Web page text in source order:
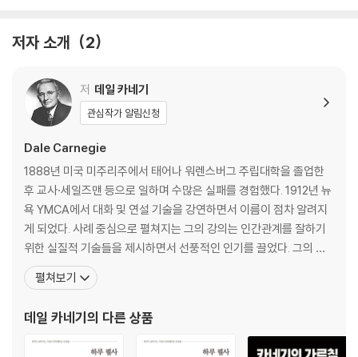
02 업무 걱정의 절반을 덜어내는 방법 … 85
3부｜걱정이 나를 부서뜨리기 전에 걱정을 부서뜨리는 방법
01 마음에서 걱정을 밀어내는 방법 … 95
02 딱정벌레에 놀라 무릎 꿇지 말라 … 110
03 수많은 걱정을 무효로 만드는 법칙 … 121
04 피할 수 없는 대상과 손잡는 법 … 131
05 걱정을 ‘손절매’하기 … 147
06 톱밥을 쪼개려고 하지 말라 … 158
02 앙갚음에 따르는 큰 대가 … 192
03 고마움을 표하지 않는 이들에게 마음 쓰지 않는 방법 … 205
저자 소개 2
저 데일 카네기
관심작가 알림신청
Dale Carnegie
1888년 미국 미주리주에서 태어나 워렌스버그 주립대학을 졸업한
후 교사·세일즈맨 등으로 일하며 수많은 실패를 경험했다. 1912년 뉴
욕 YMCA에서 대화 및 연설 기술을 강연하면서 이름이 점차 알려지
게 되었다. 사례 중심으로 펼쳐지는 그의 강의는 인간관계를 잘하기
위한 실질적 기술들을 제시하면서 선풍적인 인기를 끌었다. 그의 강
연은 사람들이 자신의 경험과 성취를 나누는 나눔의 장이 되었다. 이
어서 그는 카네기 연구소를 설립해 인간 경영과 자기 계발 분야에서
그의 가르침은 지금까지도 수많은 사람들을 성공으로
펼쳐보기
데일 카네기 의 다른 상품